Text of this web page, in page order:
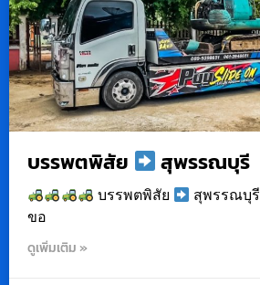
บรรพตพิสัย สุพรรณบุรี
บรรพตพิสัย
สุพรรณบุรี
ขอ
ดูเพิ่มเติม »